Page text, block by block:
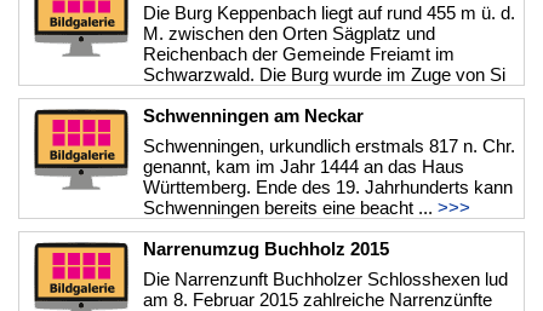
Die Burg Keppenbach liegt auf rund 455 m ü. d.
M. zwischen den Orten Sägplatz und
Reichenbach der Gemeinde Freiamt im
Schwarzwald. Die Burg wurde im Zuge von Si
...>>>
Schwenningen am Neckar
Schwenningen, urkundlich erstmals 817 n. Chr.
genannt, kam im Jahr 1444 an das Haus
Württemberg. Ende des 19. Jahrhunderts kann
Schwenningen bereits eine beacht ... >>>
Narrenumzug Buchholz 2015
Die Narrenzunft Buchholzer Schlosshexen lud
am 8. Februar 2015 zahlreiche Narrenzünfte